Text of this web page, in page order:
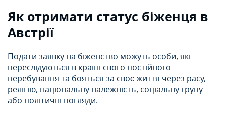
Як отримати статус біженця в
Австрії
Подати заявку на біженство можуть особи, які
переслідуються в країні свого постійного
перебування та бояться за своє життя через расу,
релігію, національну належність, соціальну групу
або політичні погляди.